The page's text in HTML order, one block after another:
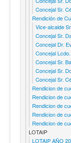
Concejal Sr.
Rendición de
Vice-alcalde
Concejal Sr.
Concejal Dr.
Concejal
Concejal Sr.
Concejal Sr.
Concejal Sr.
Rendicion de
Rendicion de
Rendicion de
Rendicion de
Rendicion de
LOTAIP
LOTAIP AÑO